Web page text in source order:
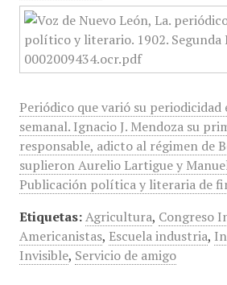
Periódico que varió su
semanal. Ignacio J. Mendoza su
responsable, adicto al régimen de
suplieron Aurelio Lartigue y
Publicación política y literaria de
Etiquetas: Agricultura, Congreso
Americanistas, Escuela industria,
Invisible, Servicio de amigo